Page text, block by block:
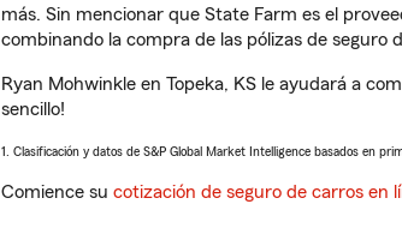
más. Sin mencionar que State Farm es el
combinando la compra de las pólizas de seguro
Ryan Mohwinkle en Topeka, KS le ayudará a
sencillo!
1. Clasificación y datos de S&P Global Market Intelligence basados en
Comience su cotización de seguro de carros en